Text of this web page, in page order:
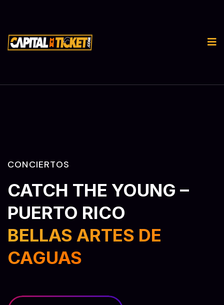
CONCIERTOS
CATCH THE YOUNG –
PUERTO RICO
BELLAS ARTES DE
CAGUAS